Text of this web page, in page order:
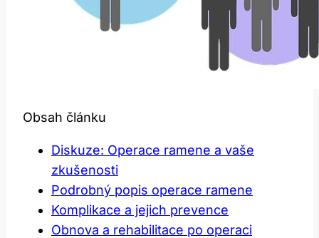
Obsah článku
Diskuze: Operace ramene a vaše
zkušenosti
Podrobný popis operace ramene
Komplikace a jejich prevence
Obnova a rehabilitace po operaci